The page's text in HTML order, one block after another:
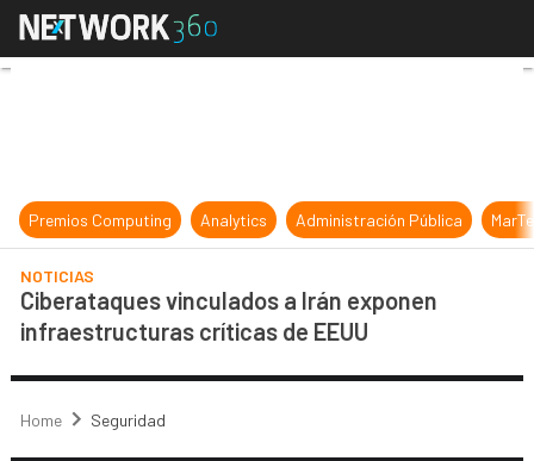
Ciberataques vinculados a Irán
Premios Computing Analytics Administración Pública
NOTICIAS
Ciberataques vinculados a Irán exponen
infraestructuras críticas de EEUU
Home Seguridad